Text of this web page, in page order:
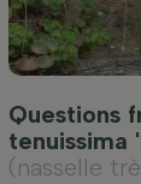
Questions
tenuissima
(nasselle